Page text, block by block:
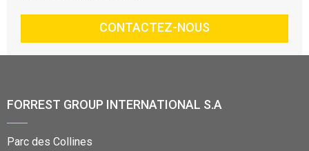
CONTACTEZ-NOUS
FORREST GROUP INTERNATIONAL S.A
Parc des Collines